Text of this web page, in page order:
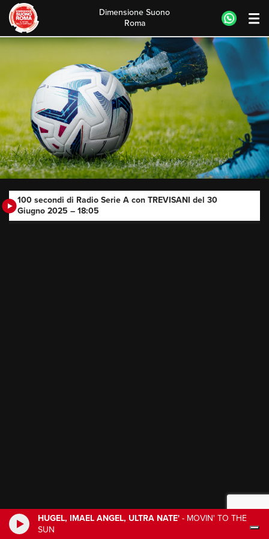
HUGEL, IMAEL ANGEL, ULTRA NATE' - MOVIN' TO THE
SUN
Skip
content
Dimensione Suono
Roma
100 secondi di Radio Serie A con TREVISANI del 30
Giugno 2025 – 18:05